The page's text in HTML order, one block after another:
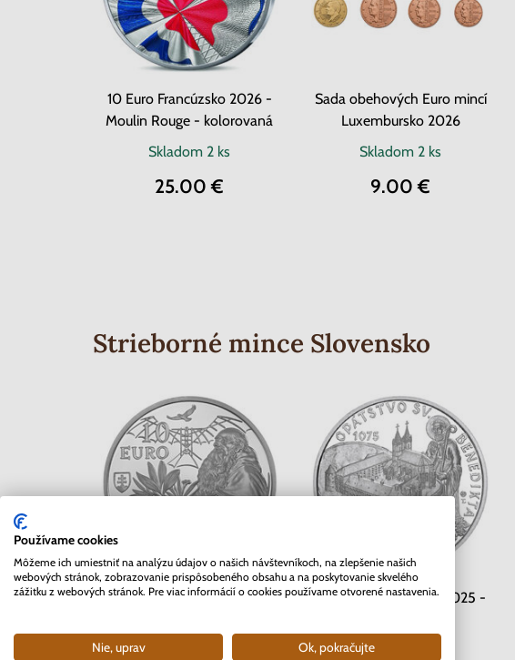
10 Euro Francúzsko 2026 -
Moulin Rouge - kolorovaná
Skladom 2 ks
25.00 €
Sada obehových Euro mincí
Luxembursko 2026
Skladom 2 ks
9.00 €
Strieborné mince Slovensko
10 EURO Slovensko 2024 -
10 EURO Slovensko 2025 -
Skladom
Používame cookies
Môžeme ich umiestniť na analýzu údajov o našich návštevníkoch, na zlepšenie našich
webových stránok, zobrazovanie prispôsobeného obsahu a na poskytovanie skvelého
zážitku z webových stránok. Pre viac informácií o cookies používame otvorené nastavenia.
Nie, uprav Ok, pokračujte